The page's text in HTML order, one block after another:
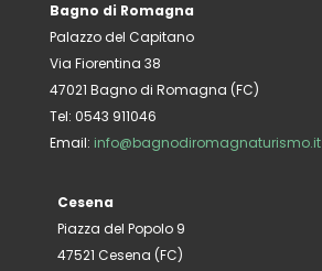
Bagno di Romagna
Palazzo del Capitano
Via Fiorentina 38
47021 Bagno di Romagna (FC)
Tel: 0543 911046
Email: info@bagnodiromagnaturismo.it
Cesena
Piazza del Popolo 9
47521 Cesena (FC)